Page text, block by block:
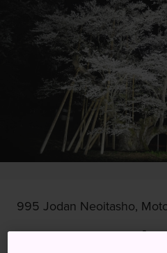
995 Jodan Neoitasho,